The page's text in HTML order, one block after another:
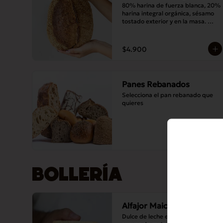
80% harina de fuerza blanca, 20%
harina integral orgánica, sésamo
tostado exterior y en la masa.
$4.900
Panes Rebanados
Selecciona el pan rebanado que
quieres
BOLLERÍA
Alfajor Maicena
Dulce de leche entre dos galletas